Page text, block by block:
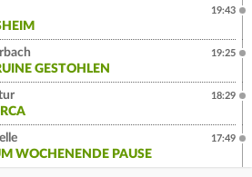
19:43
GESTOHLEN
19:25
18:29
WOCHENENDE PAUSE
17:49